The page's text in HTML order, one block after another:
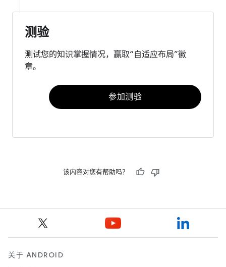
测验
测试您的知识掌握情况，赢取“自适应布局”徽
章。
参加测验
该内容对您有帮助吗？
关于 ANDROID